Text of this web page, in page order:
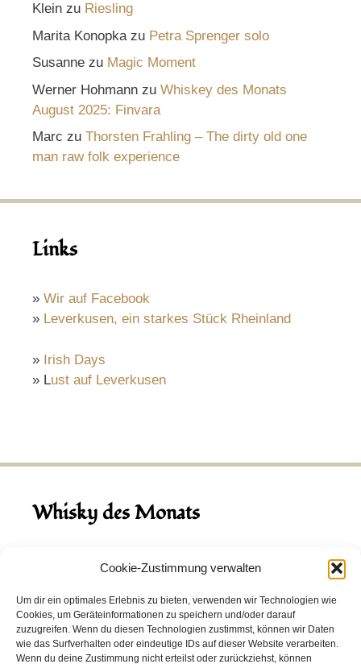
Cookie-Zustimmung verwalten
Um dir ein optimales Erlebnis zu bieten, verwenden wir Technologien wie
Cookies, um Geräteinformationen zu speichern und/oder darauf
zuzugreifen. Wenn du diesen Technologien zustimmst, können wir Daten
wie das Surfverhalten oder eindeutige IDs auf dieser Website verarbeiten.
Wenn du deine Zustimmung nicht erteilst oder zurückziehst, können
Klein zu Riesling
Marita Konopka zu Petra Sprenger solo
Susanne zu Magic Moment
Werner Hohmann zu Whiskey des Monats
August 2025: Finvara
Marc zu Thorsten Frahling – The dirty old one
man raw folk experience
Links
» Wir auf Facebook
» Leverkusen, ein starkes Stück Rheinland
» Irish Days
» Lust auf Leverkusen
Whisky des Monats
August 2026
Hinch Double Wood
Destillerie:Hinch(Irland)
Single Malt, 43.0%